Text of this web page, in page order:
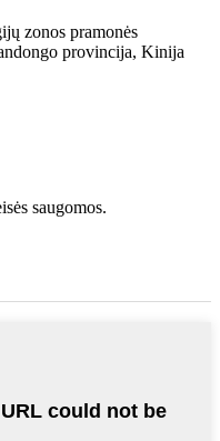
zonos pramonės
provincija, Kinija
saugomos.